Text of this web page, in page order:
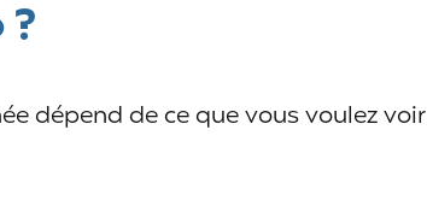
dépend de ce que vous voulez voir